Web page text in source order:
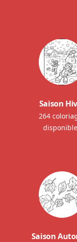
Saison
264
Saison